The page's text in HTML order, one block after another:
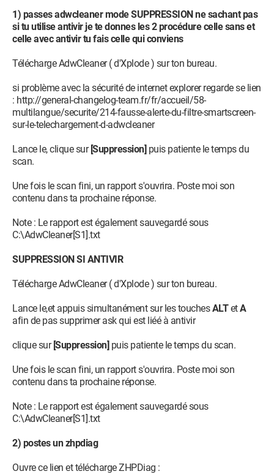
1) passes adwcleaner mode SUPPRESSION ne sachant pas
si tu utilise antivir je te donnes les 2 procédure celle sans et
celle avec antivir tu fais celle qui conviens
Télécharge AdwCleaner ( d'Xplode ) sur ton bureau.
si problème avec la sécurité de internet explorer regarde se lien
: http://general-changelog-team.fr/fr/accueil/58-
multilangue/securite/214-fausse-alerte-du-filtre-smartscreen-
sur-le-telechargement-d-adwcleaner
Lance le, clique sur [Suppression] puis patiente le temps du
scan.
Une fois le scan fini, un rapport s'ouvrira. Poste moi son
contenu dans ta prochaine réponse.
Note : Le rapport est également sauvegardé sous
C:\AdwCleaner[S1].txt
SUPPRESSION SI ANTIVIR
Télécharge AdwCleaner ( d'Xplode ) sur ton bureau.
Lance le,et appuis simultanément sur les touchesALTetA
afin de pas supprimer ask qui est liéé à antivir
clique sur [Suppression] puis patiente le temps du scan.
Une fois le scan fini, un rapport s'ouvrira. Poste moi son
contenu dans ta prochaine réponse.
Note : Le rapport est également sauvegardé sous
C:\AdwCleaner[S1].txt
2) postes un zhpdiag
Ouvre ce lien et télécharge ZHPDiag :